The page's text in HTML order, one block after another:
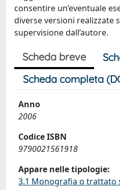
consentire un’eventuale
diverse versioni realizzate
supervisione dall’autore.
Scheda breve
Scheda completa
Anno
2006
Codice ISBN
9790021561918
Appare nelle tipologie:
3.1 Monografia o trattato